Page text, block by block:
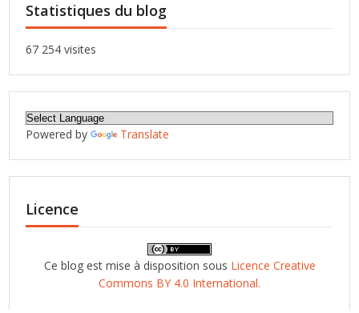
Statistiques du blog
67 254 visites
Powered by Translate
Licence
Ce blog est mise à disposition sous Licence Creative
Commons BY 4.0 International.